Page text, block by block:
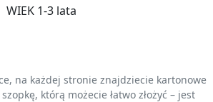
WIEK 1-3 lata
na każdej stronie znajdziecie kartonowe
którą możecie łatwo złożyć – jest